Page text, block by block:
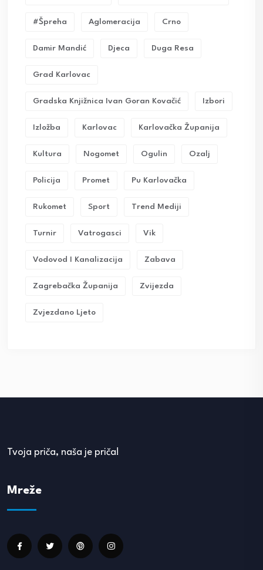
#Špreha Aglomeracija Crno
Damir Mandić Djeca Duga Resa
Grad Karlovac
Gradska Knjižnica Ivan Goran Kovačić Izbori
Izložba Karlovac Karlovačka Županija
Kultura Nogomet Ogulin Ozalj
Policija Promet Pu Karlovačka
Rukomet Sport Trend Mediji
Turnir Vatrogasci Vik
Vodovod I Kanalizacija Zabava
Zagrebačka Županija Zvijezda
Zvjezdano Ljeto
Tvoja priča, naša je priča!
Mreže